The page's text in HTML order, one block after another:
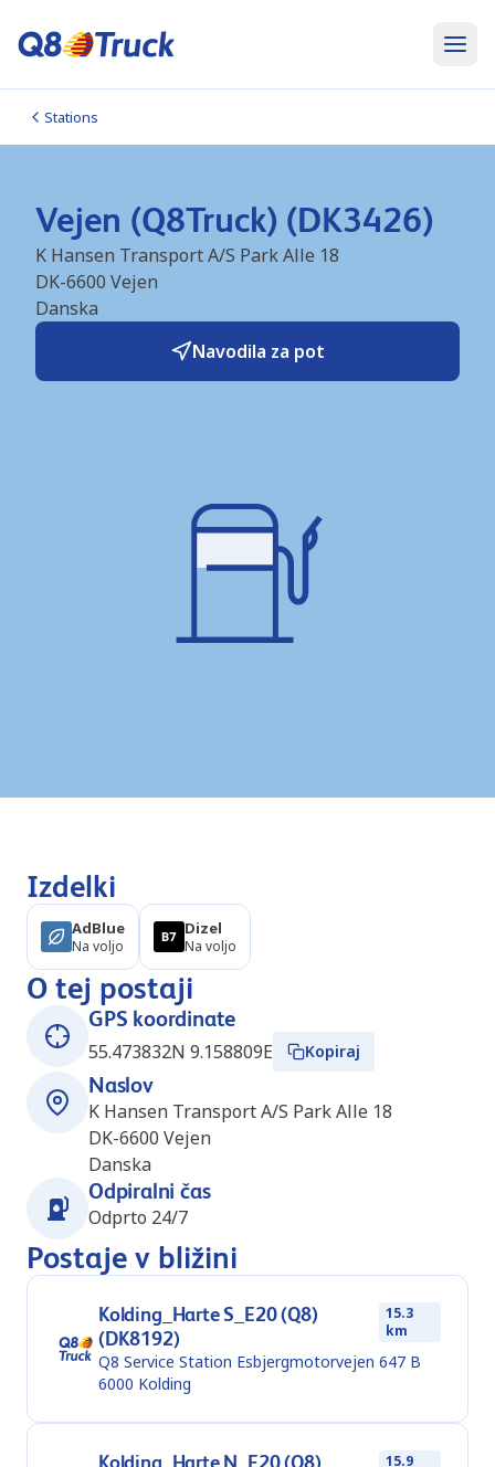
Stations
Vejen (Q8Truck) (DK3426)
K Hansen Transport A/S Park Alle 18
DK-6600 Vejen
Danska
Navodila za pot
Izdelki
AdBlue
Na voljo
Dizel
Na voljo
O tej postaji
GPS koordinate
55.473832N 9.158809E
Kopiraj
Naslov
K Hansen Transport A/S Park Alle 18
DK-6600 Vejen
Danska
Odpiralni čas
Odprto 24/7
Postaje v bližini
Kolding_Harte S_E20 (Q8)
(DK8192)
15.3
km
Q8 Service Station Esbjergmotorvejen 647 B
6000 Kolding
Kolding_Harte N_E20 (Q8)
15.9